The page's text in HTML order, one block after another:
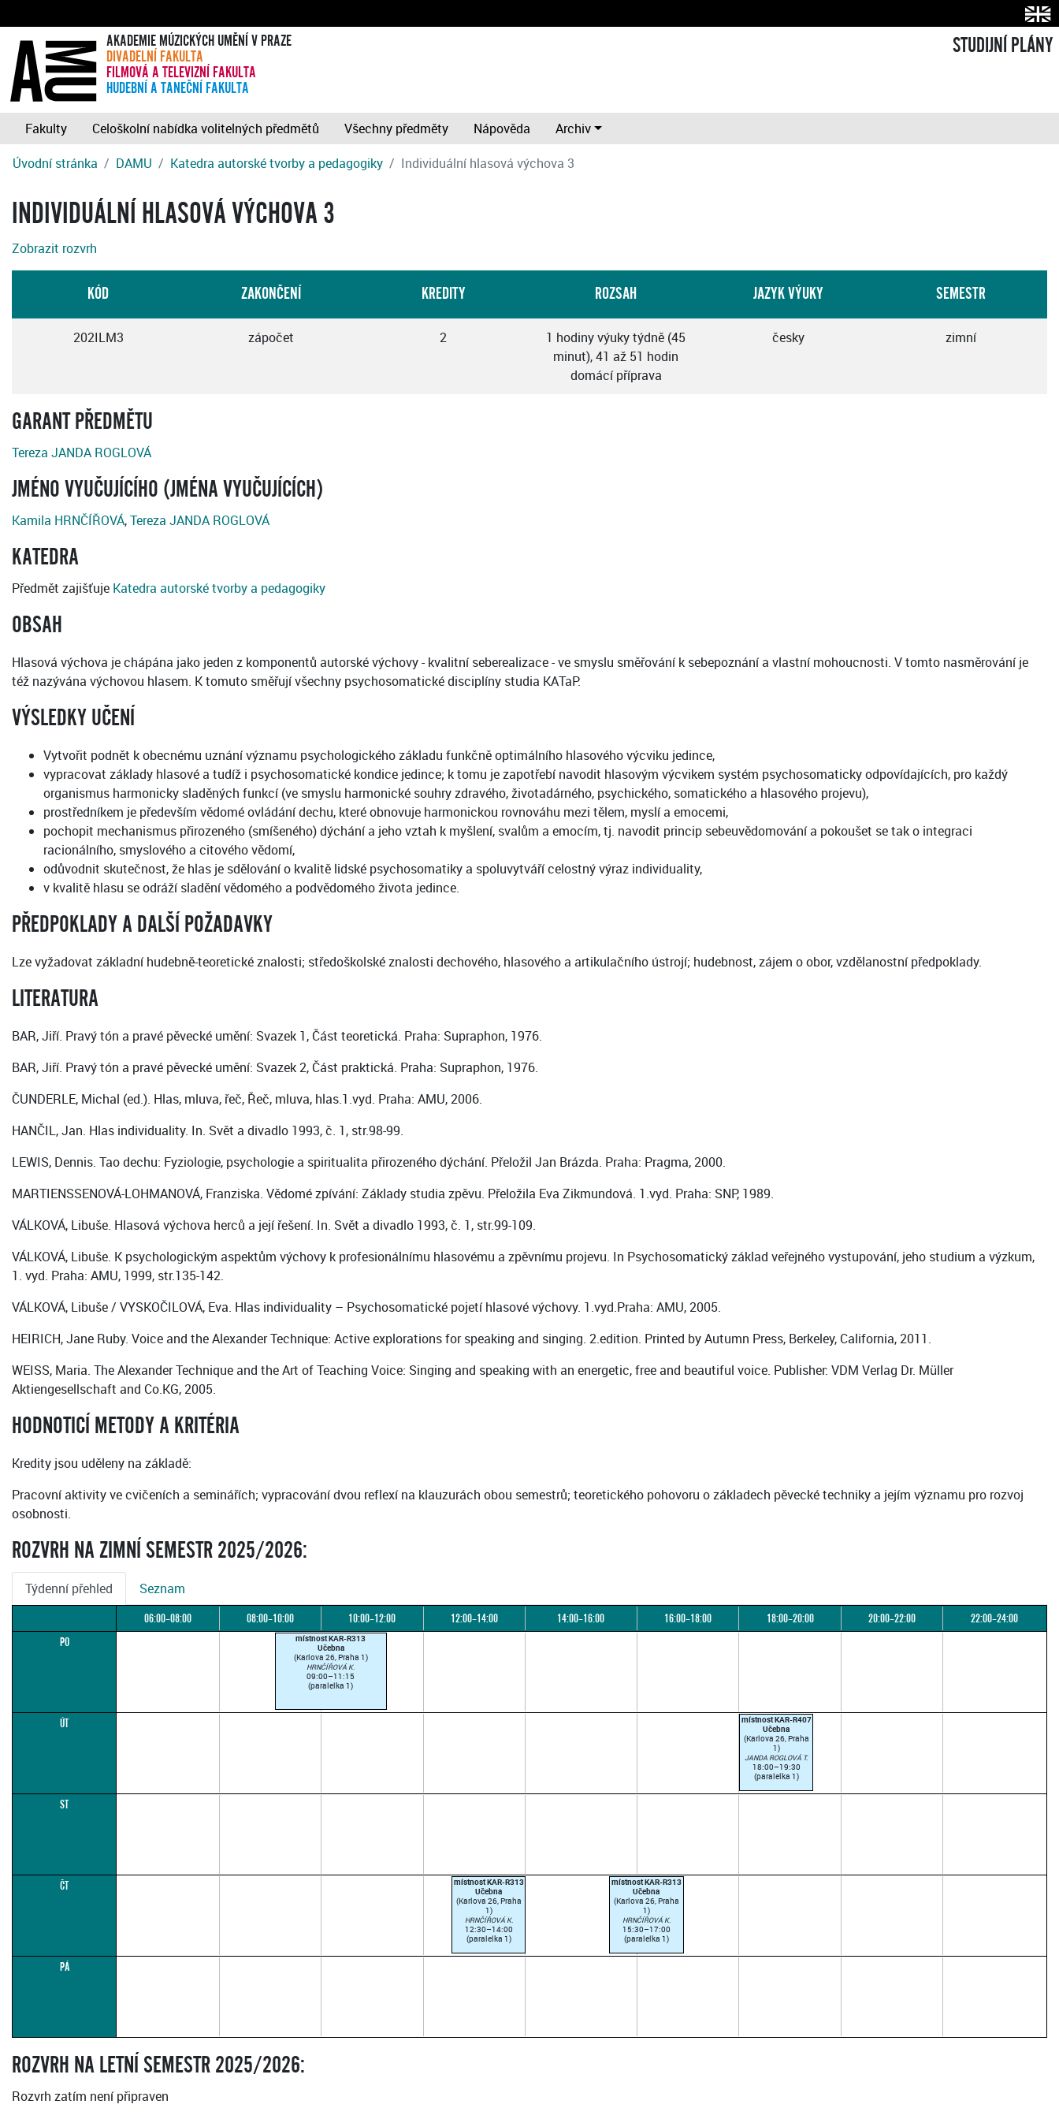
AKADEMIE MÚZICKÝCH UMĚNÍ V PRAZE
DIVADELNÍ FAKULTA
FILMOVÁ A TELEVIZNÍ FAKULTA
HUDEBNÍ A TANEČNÍ FAKULTA
STUDIJNÍ PLÁNY
Fakulty Celoškolní nabídka volitelných předmětů Všechny předměty Nápověda
Archiv
Úvodní stránka
DAMU Katedra autorské tvorby a pedagogiky Individuální hlasová výchova 3
INDIVIDUÁLNÍ HLASOVÁ VÝCHOVA 3
Zobrazit rozvrh
KÓD ZAKONČENÍ KREDITY ROZSAH JAZYK VÝUKY SEMESTR
202ILM3 zápočet 2
1 hodiny výuky týdně (45
minut), 41 až 51 hodin
domácí příprava
česky zimní
GARANT PŘEDMĚTU
Tereza JANDA ROGLOVÁ
JMÉNO VYUČUJÍCÍHO (JMÉNA VYUČUJÍCÍCH)
Kamila HRNČÍŘOVÁ,Tereza JANDA ROGLOVÁ
KATEDRA
Předmět zajišťuje Katedra autorské tvorby a pedagogiky
OBSAH
Hlasová výchova je chápána jako jeden z komponentů autorské výchovy - kvalitní seberealizace - ve smyslu směřování k sebepoznání a vlastní mohoucnosti. V tomto nasměrování je
též nazývána výchovou hlasem. K tomuto směřují všechny psychosomatické disciplíny studia KATaP.
VÝSLEDKY UČENÍ
Vytvořit podnět k obecnému uznání významu psychologického základu funkčně optimálního hlasového výcviku jedince,
vypracovat základy hlasové a tudíž i psychosomatické kondice jedince; k tomu je zapotřebí navodit hlasovým výcvikem systém psychosomaticky odpovídajících, pro každý
organismus harmonicky sladěných funkcí (ve smyslu harmonické souhry zdravého, životadárného, psychického, somatického a hlasového projevu),
prostředníkem je především vědomé ovládání dechu, které obnovuje harmonickou rovnováhu mezi tělem, myslí a emocemi,
pochopit mechanismus přirozeného (smíšeného) dýchání a jeho vztah k myšlení, svalům a emocím, tj. navodit princip sebeuvědomování a pokoušet se tak o integraci
racionálního, smyslového a citového vědomí,
odůvodnit skutečnost, že hlas je sdělování o kvalitě lidské psychosomatiky a spoluvytváří celostný výraz individuality,
v kvalitě hlasu se odráží sladění vědomého a podvědomého života jedince.
PŘEDPOKLADY A DALŠÍ POŽADAVKY
Lze vyžadovat základní hudebně-teoretické znalosti; středoškolské znalosti dechového, hlasového a artikulačního ústrojí; hudebnost, zájem o obor, vzdělanostní předpoklady.
LITERATURA
BAR, Jiří. Pravý tón a pravé pěvecké umění: Svazek 1, Část teoretická. Praha: Supraphon, 1976.
BAR, Jiří. Pravý tón a pravé pěvecké umění: Svazek 2, Část praktická. Praha: Supraphon, 1976.
ČUNDERLE, Michal (ed.). Hlas, mluva, řeč, Řeč, mluva, hlas.1.vyd. Praha: AMU, 2006.
HANČIL, Jan. Hlas individuality. In. Svět a divadlo 1993, č. 1, str.98-99.
LEWIS, Dennis. Tao dechu: Fyziologie, psychologie a spiritualita přirozeného dýchání. Přeložil Jan Brázda. Praha: Pragma, 2000.
MARTIENSSENOVÁ-LOHMANOVÁ, Franziska. Vědomé zpívání: Základy studia zpěvu. Přeložila Eva Zikmundová. 1.vyd. Praha: SNP, 1989.
VÁLKOVÁ, Libuše. Hlasová výchova herců a její řešení. In. Svět a divadlo 1993, č. 1, str.99-109.
VÁLKOVÁ, Libuše. K psychologickým aspektům výchovy k profesionálnímu hlasovému a zpěvnímu projevu. In Psychosomatický základ veřejného vystupování, jeho studium a výzkum,
1. vyd. Praha: AMU, 1999, str.135-142.
VÁLKOVÁ, Libuše / VYSKOČILOVÁ, Eva. Hlas individuality – Psychosomatické pojetí hlasové výchovy. 1.vyd.Praha: AMU, 2005.
HEIRICH, Jane Ruby. Voice and the Alexander Technique: Active explorations for speaking and singing. 2.edition. Printed by Autumn Press, Berkeley, California, 2011.
WEISS, Maria. The Alexander Technique and the Art of Teaching Voice: Singing and speaking with an energetic, free and beautiful voice. Publisher: VDM Verlag Dr. Müller
Aktiengesellschaft and Co.KG, 2005.
HODNOTICÍ METODY A KRITÉRIA
Kredity jsou uděleny na základě:
Pracovní aktivity ve cvičeních a seminářích; vypracování dvou reflexí na klauzurách obou semestrů; teoretického pohovoru o základech pěvecké techniky a jejím významu pro rozvoj
osobnosti.
ROZVRH NA ZIMNÍ SEMESTR 2025/2026:
Týdenní přehled Seznam
06:00–08:00 08:00–10:00 10:00–12:00 12:00–14:00 14:00–16:00 16:00–18:00 18:00–20:00 20:00–22:00
22:00–24:00
PO
místnost KAR-R313
Učebna
(Karlova 26, Praha 1)
HRNČÍŘOVÁ K.
09:00–11:15
(paralelka 1)
ÚT
místnost KAR-R407
Učebna
(Karlova 26, Praha
1)
JANDA ROGLOVÁ T.
18:00–19:30
(paralelka 1)
ST
ČT
místnost KAR-R313
Učebna
(Karlova 26, Praha
1)
HRNČÍŘOVÁ K.
12:30–14:00
(paralelka 1)
místnost KAR-R313
Učebna
(Karlova 26, Praha
1)
HRNČÍŘOVÁ K.
15:30–17:00
(paralelka 1)
PÁ
ROZVRH NA LETNÍ SEMESTR 2025/2026:
Rozvrh zatím není připraven